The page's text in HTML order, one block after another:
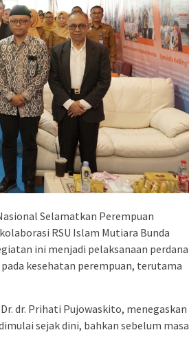
Selamatkan Perempuan
RSU Islam Mutiara Bunda
ini menjadi pelaksanaan perdana
kesehatan perempuan, terutama
dr. Prihati Pujowaskito, menegaskan
sejak dini, bahkan sebelum masa